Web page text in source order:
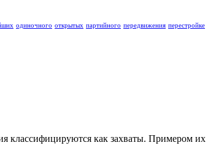
одиночного открытых партийного передвижения перестройке
классифицируются как захваты. Примером их